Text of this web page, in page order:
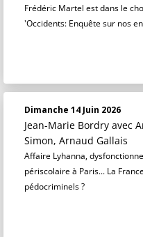
Frédéric Martel est dans le
'Occidents: Enquête sur nos
Dimanche 14 Juin 2026
Jean-Marie Bordry avec
Simon, Arnaud Gallais
Affaire Lyhanna,
périscolaire à Paris... La
pédocriminels ?